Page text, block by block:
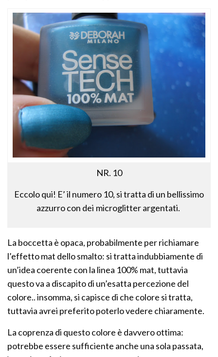
NR. 10
Eccolo qui! E’ il numero 10, si tratta di un bellissimo
azzurro con dei microglitter argentati.
La boccetta è opaca, probabilmente per richiamare
l’effetto mat dello smalto: si tratta indubbiamente di
un’idea coerente con la linea 100% mat, tuttavia
questo va a discapito di un’esatta percezione del
colore.. insomma, si capisce di che colore si tratta,
tuttavia avrei preferito poterlo vedere chiaramente.
La coprenza di questo colore è davvero ottima:
potrebbe essere sufficiente anche una sola passata,